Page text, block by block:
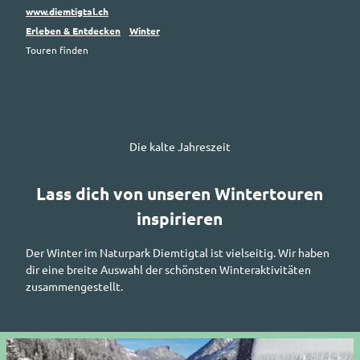
www.diemtigtal.ch
Erleben & Entdecken
Winter
Touren finden
Die kalte Jahreszeit
Lass dich von unseren Wintertouren
inspirieren
Der Winter im Naturpark Diemtigtal ist vielseitig. Wir haben
dir eine breite Auswahl der schönsten Winteraktivitäten
zusammengestellt.
D